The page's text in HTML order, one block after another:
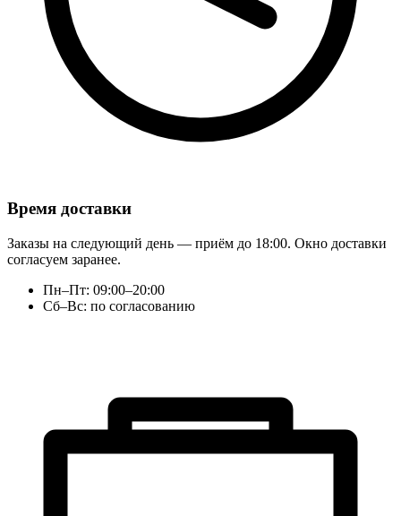
Время доставки
Заказы на следующий день — приём до 18:00. Окно доставки
согласуем заранее.
Пн–Пт: 09:00–20:00
Сб–Вс: по согласованию